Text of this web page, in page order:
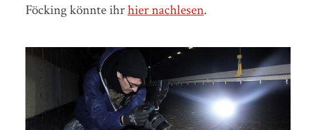
Föcking könnte ihrhier nachlesen.